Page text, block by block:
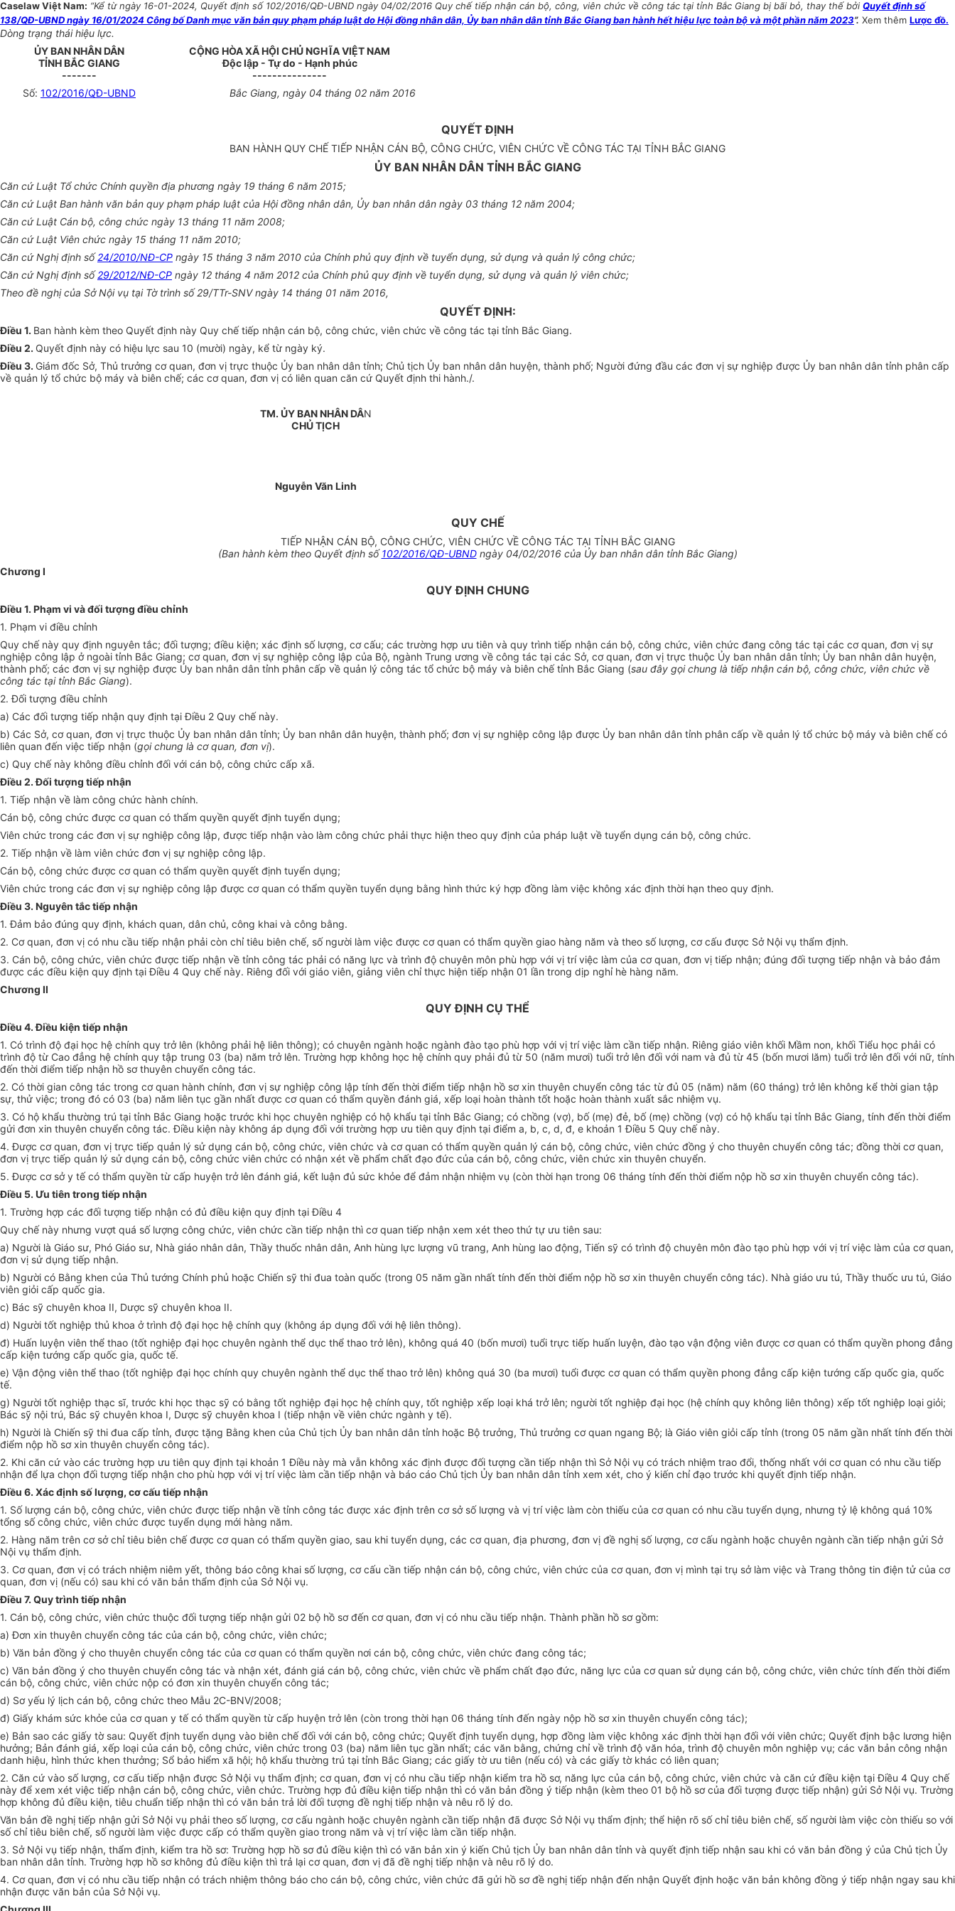
Caselaw Việt Nam: “Kể từ ngày 16-01-2024, Quyết định số 102/2016/QĐ-UBND ngày 04/02/2016 Quy chế tiếp nhận cán bộ, công, viên chức về công tác tại tỉnh Bắc Giang bị bãi bỏ, thay thế bởi Quyết định số
138/QĐ-UBND ngày 16/01/2024 Công bố Danh mục văn bản quy phạm pháp luật do Hội đồng nhân dân, Ủy ban nhân dân tỉnh Bắc Giang ban hành hết hiệu lực toàn bộ và một phần năm 2023”. Xem thêm Lược đồ.
Dòng trạng thái hiệu lực.
ỦY BAN NHÂN DÂN
TỈNH BẮC GIANG
-------
CỘNG HÒA XÃ HỘI CHỦ NGHĨA VIỆT NAM
Độc lập - Tự do - Hạnh phúc
---------------
Số: 102/2016/QĐ-UBND Bắc Giang, ngày 04 tháng 02 năm 2016
QUYẾT ĐỊNH
BAN HÀNH QUY CHẾ TIẾP NHẬN CÁN BỘ, CÔNG CHỨC, VIÊN CHỨC VỀ CÔNG TÁC TẠI TỈNH BẮC GIANG
ỦY BAN NHÂN DÂN TỈNH BẮC GIANG
Căn cứ Luật Tổ chức Chính quyền địa phương ngày 19 tháng 6 năm 2015;
Căn cứ Luật Ban hành văn bản quy phạm pháp luật của Hội đồng nhân dân, Ủy ban nhân dân ngày 03 tháng 12 năm 2004;
Căn cứ Luật Cán bộ, công chức ngày 13 tháng 11 năm 2008;
Căn cứ Luật Viên chức ngày 15 tháng 11 năm 2010;
Căn cứ Nghị định số24/2010/NĐ-CP ngày 15 tháng 3 năm 2010 của Chính phủ quy định về tuyển dụng, sử dụng và quản lý công chức;
Căn cứ Nghị định số29/2012/NĐ-CP ngày 12 tháng 4 năm 2012 của Chính phủ quy định về tuyển dụng, sử dụng và quản lý viên chức;
Theo đề nghị của Sở Nội vụ tại Tờ trình số 29/TTr-SNV ngày 14 tháng 01 năm 2016,
QUYẾT ĐỊNH:
Điều 1. Ban hành kèm theo Quyết định này Quy chế tiếp nhận cán bộ, công chức, viên chức về công tác tại tỉnh Bắc Giang.
Điều 2. Quyết định này có hiệu lực sau 10 (mười) ngày, kể từ ngày ký.
Điều 3. Giám đốc Sở, Thủ trưởng cơ quan, đơn vị trực thuộc Ủy ban nhân dân tỉnh; Chủ tịch Ủy ban nhân dân huyện, thành phố; Người đứng đầu các đơn vị sự nghiệp được Ủy ban nhân dân tỉnh phân cấp
về quản lý tổ chức bộ máy và biên chế; các cơ quan, đơn vị có liên quan căn cứ Quyết định thi hành./.
TM. ỦY BAN NHÂN DÂN
CHỦ TỊCH
Nguyễn Văn Linh
QUY CHẾ
TIẾP NHẬN CÁN BỘ, CÔNG CHỨC, VIÊN CHỨC VỀ CÔNG TÁC TẠI TỈNH BẮC GIANG
(Ban hành kèm theo Quyết định số102/2016/QĐ-UBNDngày 04/02/2016 của Ủy ban nhân dân tỉnh Bắc Giang)
Chương I
QUY ĐỊNH CHUNG
Điều 1. Phạm vi và đối tượng điều chỉnh
1. Phạm vi điều chỉnh
Quy chế này quy định nguyên tắc; đối tượng; điều kiện; xác định số lượng, cơ cấu; các trường hợp ưu tiên và quy trình tiếp nhận cán bộ, công chức, viên chức đang công tác tại các cơ quan, đơn vị sự
nghiệp công lập ở ngoài tỉnh Bắc Giang; cơ quan, đơn vị sự nghiệp công lập của Bộ, ngành Trung ương về công tác tại các Sở, cơ quan, đơn vị trực thuộc Ủy ban nhân dân tỉnh; Ủy ban nhân dân huyện,
thành phố; các đơn vị sự nghiệp được Ủy ban nhân dân tỉnh phân cấp về quản lý công tác tổ chức bộ máy và biên chế tỉnh Bắc Giang (sau đây gọi chung là tiếp nhận cán bộ, công chức, viên chức về
công tác tại tỉnh Bắc Giang).
2. Đối tượng điều chỉnh
a) Các đối tượng tiếp nhận quy định tại Điều 2 Quy chế này.
b) Các Sở, cơ quan, đơn vị trực thuộc Ủy ban nhân dân tỉnh; Ủy ban nhân dân huyện, thành phố; đơn vị sự nghiệp công lập được Ủy ban nhân dân tỉnh phân cấp về quản lý tổ chức bộ máy và biên chế có
liên quan đến việc tiếp nhận (gọi chung là cơ quan, đơn vị).
c) Quy chế này không điều chỉnh đối với cán bộ, công chức cấp xã.
Điều 2. Đối tượng tiếp nhận
1. Tiếp nhận về làm công chức hành chính.
Cán bộ, công chức được cơ quan có thẩm quyền quyết định tuyển dụng;
Viên chức trong các đơn vị sự nghiệp công lập, được tiếp nhận vào làm công chức phải thực hiện theo quy định của pháp luật về tuyển dụng cán bộ, công chức.
2. Tiếp nhận về làm viên chức đơn vị sự nghiệp công lập.
Cán bộ, công chức được cơ quan có thẩm quyền quyết định tuyển dụng;
Viên chức trong các đơn vị sự nghiệp công lập được cơ quan có thẩm quyền tuyển dụng bằng hình thức ký hợp đồng làm việc không xác định thời hạn theo quy định.
Điều 3. Nguyên tắc tiếp nhận
1. Đảm bảo đúng quy định, khách quan, dân chủ, công khai và công bằng.
2. Cơ quan, đơn vị có nhu cầu tiếp nhận phải còn chỉ tiêu biên chế, số người làm việc được cơ quan có thẩm quyền giao hàng năm và theo số lượng, cơ cấu được Sở Nội vụ thẩm định.
3. Cán bộ, công chức, viên chức được tiếp nhận về tỉnh công tác phải có năng lực và trình độ chuyên môn phù hợp với vị trí việc làm của cơ quan, đơn vị tiếp nhận; đúng đối tượng tiếp nhận và bảo đảm
được các điều kiện quy định tại Điều 4 Quy chế này. Riêng đối với giáo viên, giảng viên chỉ thực hiện tiếp nhận 01 lần trong dịp nghỉ hè hàng năm.
Chương II
QUY ĐỊNH CỤ THỂ
Điều 4. Điều kiện tiếp nhận
1. Có trình độ đại học hệ chính quy trở lên (không phải hệ liên thông); có chuyên ngành hoặc ngành đào tạo phù hợp với vị trí việc làm cần tiếp nhận. Riêng giáo viên khối Mầm non, khối Tiểu học phải có
trình độ từ Cao đẳng hệ chính quy tập trung 03 (ba) năm trở lên. Trường hợp không học hệ chính quy phải đủ từ 50 (năm mươi) tuổi trở lên đối với nam và đủ từ 45 (bốn mươi lăm) tuổi trở lên đối với nữ, tính
đến thời điểm tiếp nhận hồ sơ thuyên chuyển công tác.
2. Có thời gian công tác trong cơ quan hành chính, đơn vị sự nghiệp công lập tính đến thời điểm tiếp nhận hồ sơ xin thuyên chuyển công tác từ đủ 05 (năm) năm (60 tháng) trở lên không kể thời gian tập
sự, thử việc; trong đó có 03 (ba) năm liên tục gần nhất được cơ quan có thẩm quyền đánh giá, xếp loại hoàn thành tốt hoặc hoàn thành xuất sắc nhiệm vụ.
3. Có hộ khẩu thường trú tại tỉnh Bắc Giang hoặc trước khi học chuyên nghiệp có hộ khẩu tại tỉnh Bắc Giang; có chồng (vợ), bố (mẹ) đẻ, bố (mẹ) chồng (vợ) có hộ khẩu tại tỉnh Bắc Giang, tính đến thời điểm
gửi đơn xin thuyên chuyển công tác. Điều kiện này không áp dụng đối với trường hợp ưu tiên quy định tại điểm a, b, c, d, đ, e khoản 1 Điều 5 Quy chế này.
4. Được cơ quan, đơn vị trực tiếp quản lý sử dụng cán bộ, công chức, viên chức và cơ quan có thẩm quyền quản lý cán bộ, công chức, viên chức đồng ý cho thuyên chuyển công tác; đồng thời cơ quan,
đơn vị trực tiếp quản lý sử dụng cán bộ, công chức viên chức có nhận xét về phẩm chất đạo đức của cán bộ, công chức, viên chức xin thuyên chuyển.
5. Được cơ sở y tế có thẩm quyền từ cấp huyện trở lên đánh giá, kết luận đủ sức khỏe để đảm nhận nhiệm vụ (còn thời hạn trong 06 tháng tính đến thời điểm nộp hồ sơ xin thuyên chuyển công tác).
Điều 5. Ưu tiên trong tiếp nhận
1. Trường hợp các đối tượng tiếp nhận có đủ điều kiện quy định tại Điều 4
Quy chế này nhưng vượt quá số lượng công chức, viên chức cần tiếp nhận thì cơ quan tiếp nhận xem xét theo thứ tự ưu tiên sau:
a) Người là Giáo sư, Phó Giáo sư, Nhà giáo nhân dân, Thầy thuốc nhân dân, Anh hùng lực lượng vũ trang, Anh hùng lao động, Tiến sỹ có trình độ chuyên môn đào tạo phù hợp với vị trí việc làm của cơ quan,
đơn vị sử dụng tiếp nhận.
b) Người có Bằng khen của Thủ tướng Chính phủ hoặc Chiến sỹ thi đua toàn quốc (trong 05 năm gần nhất tính đến thời điểm nộp hồ sơ xin thuyên chuyển công tác). Nhà giáo ưu tú, Thầy thuốc ưu tú, Giáo
viên giỏi cấp quốc gia.
c) Bác sỹ chuyên khoa II, Dược sỹ chuyên khoa II.
d) Người tốt nghiệp thủ khoa ở trình độ đại học hệ chính quy (không áp dụng đối với hệ liên thông).
đ) Huấn luyện viên thể thao (tốt nghiệp đại học chuyên ngành thể dục thể thao trở lên), không quá 40 (bốn mươi) tuổi trực tiếp huấn luyện, đào tạo vận động viên được cơ quan có thẩm quyền phong đẳng
cấp kiện tướng cấp quốc gia, quốc tế.
e) Vận động viên thể thao (tốt nghiệp đại học chính quy chuyên ngành thể dục thể thao trở lên) không quá 30 (ba mươi) tuổi được cơ quan có thẩm quyền phong đẳng cấp kiện tướng cấp quốc gia, quốc
tế.
g) Người tốt nghiệp thạc sĩ, trước khi học thạc sỹ có bằng tốt nghiệp đại học hệ chính quy, tốt nghiệp xếp loại khá trở lên; người tốt nghiệp đại học (hệ chính quy không liên thông) xếp tốt nghiệp loại giỏi;
Bác sỹ nội trú, Bác sỹ chuyên khoa I, Dược sỹ chuyên khoa I (tiếp nhận về viên chức ngành y tế).
h) Người là Chiến sỹ thi đua cấp tỉnh, được tặng Bằng khen của Chủ tịch Ủy ban nhân dân tỉnh hoặc Bộ trưởng, Thủ trưởng cơ quan ngang Bộ; là Giáo viên giỏi cấp tỉnh (trong 05 năm gần nhất tính đến thời
điểm nộp hồ sơ xin thuyên chuyển công tác).
2. Khi căn cứ vào các trường hợp ưu tiên quy định tại khoản 1 Điều này mà vẫn không xác định được đối tượng cần tiếp nhận thì Sở Nội vụ có trách nhiệm trao đổi, thống nhất với cơ quan có nhu cầu tiếp
nhận để lựa chọn đối tượng tiếp nhận cho phù hợp với vị trí việc làm cần tiếp nhận và báo cáo Chủ tịch Ủy ban nhân dân tỉnh xem xét, cho ý kiến chỉ đạo trước khi quyết định tiếp nhận.
Điều 6. Xác định số lượng, cơ cấu tiếp nhận
1. Số lượng cán bộ, công chức, viên chức được tiếp nhận về tỉnh công tác được xác định trên cơ sở số lượng và vị trí việc làm còn thiếu của cơ quan có nhu cầu tuyển dụng, nhưng tỷ lệ không quá 10%
tổng số công chức, viên chức được tuyển dụng mới hàng năm.
2. Hàng năm trên cơ sở chỉ tiêu biên chế được cơ quan có thẩm quyền giao, sau khi tuyển dụng, các cơ quan, địa phương, đơn vị đề nghị số lượng, cơ cấu ngành hoặc chuyên ngành cần tiếp nhận gửi Sở
Nội vụ thẩm định.
3. Cơ quan, đơn vị có trách nhiệm niêm yết, thông báo công khai số lượng, cơ cấu cần tiếp nhận cán bộ, công chức, viên chức của cơ quan, đơn vị mình tại trụ sở làm việc và Trang thông tin điện tử của cơ
quan, đơn vị (nếu có) sau khi có văn bản thẩm định của Sở Nội vụ.
Điều 7. Quy trình tiếp nhận
1. Cán bộ, công chức, viên chức thuộc đối tượng tiếp nhận gửi 02 bộ hồ sơ đến cơ quan, đơn vị có nhu cầu tiếp nhận. Thành phần hồ sơ gồm:
a) Đơn xin thuyên chuyển công tác của cán bộ, công chức, viên chức;
b) Văn bản đồng ý cho thuyên chuyển công tác của cơ quan có thẩm quyền nơi cán bộ, công chức, viên chức đang công tác;
c) Văn bản đồng ý cho thuyên chuyển công tác và nhận xét, đánh giá cán bộ, công chức, viên chức về phẩm chất đạo đức, năng lực của cơ quan sử dụng cán bộ, công chức, viên chức tính đến thời điểm
cán bộ, công chức, viên chức nộp có đơn xin thuyên chuyển công tác;
d) Sơ yếu lý lịch cán bộ, công chức theo Mẫu 2C-BNV/2008;
đ) Giấy khám sức khỏe của cơ quan y tế có thẩm quyền từ cấp huyện trở lên (còn trong thời hạn 06 tháng tính đến ngày nộp hồ sơ xin thuyên chuyển công tác);
e) Bản sao các giấy tờ sau: Quyết định tuyển dụng vào biên chế đối với cán bộ, công chức; Quyết định tuyển dụng, hợp đồng làm việc không xác định thời hạn đối với viên chức; Quyết định bậc lương hiện
hưởng; Bản đánh giá, xếp loại của cán bộ, công chức, viên chức trong 03 (ba) năm liên tục gần nhất; các văn bằng, chứng chỉ về trình độ văn hóa, trình độ chuyên môn nghiệp vụ; các văn bản công nhận
danh hiệu, hình thức khen thưởng; Sổ bảo hiểm xã hội; hộ khẩu thường trú tại tỉnh Bắc Giang; các giấy tờ ưu tiên (nếu có) và các giấy tờ khác có liên quan;
2. Căn cứ vào số lượng, cơ cấu tiếp nhận được Sở Nội vụ thẩm định; cơ quan, đơn vị có nhu cầu tiếp nhận kiểm tra hồ sơ, năng lực của cán bộ, công chức, viên chức và căn cứ điều kiện tại Điều 4 Quy chế
này để xem xét việc tiếp nhận cán bộ, công chức, viên chức. Trường hợp đủ điều kiện tiếp nhận thì có văn bản đồng ý tiếp nhận (kèm theo 01 bộ hồ sơ của đối tượng được tiếp nhận) gửi Sở Nội vụ. Trường
hợp không đủ điều kiện, tiêu chuẩn tiếp nhận thì có văn bản trả lời đối tượng đề nghị tiếp nhận và nêu rõ lý do.
Văn bản đề nghị tiếp nhận gửi Sở Nội vụ phải theo số lượng, cơ cấu ngành hoặc chuyên ngành cần tiếp nhận đã được Sở Nội vụ thẩm định; thể hiện rõ số chỉ tiêu biên chế, số người làm việc còn thiếu so với
số chỉ tiêu biên chế, số người làm việc được cấp có thẩm quyền giao trong năm và vị trí việc làm cần tiếp nhận.
3. Sở Nội vụ tiếp nhận, thẩm định, kiểm tra hồ sơ: Trường hợp hồ sơ đủ điều kiện thì có văn bản xin ý kiến Chủ tịch Ủy ban nhân dân tỉnh và quyết định tiếp nhận sau khi có văn bản đồng ý của Chủ tịch Ủy
ban nhân dân tỉnh. Trường hợp hồ sơ không đủ điều kiện thì trả lại cơ quan, đơn vị đã đề nghị tiếp nhận và nêu rõ lý do.
4. Cơ quan, đơn vị có nhu cầu tiếp nhận có trách nhiệm thông báo cho cán bộ, công chức, viên chức đã gửi hồ sơ đề nghị tiếp nhận đến nhận Quyết định hoặc văn bản không đồng ý tiếp nhận ngay sau khi
nhận được văn bản của Sở Nội vụ.